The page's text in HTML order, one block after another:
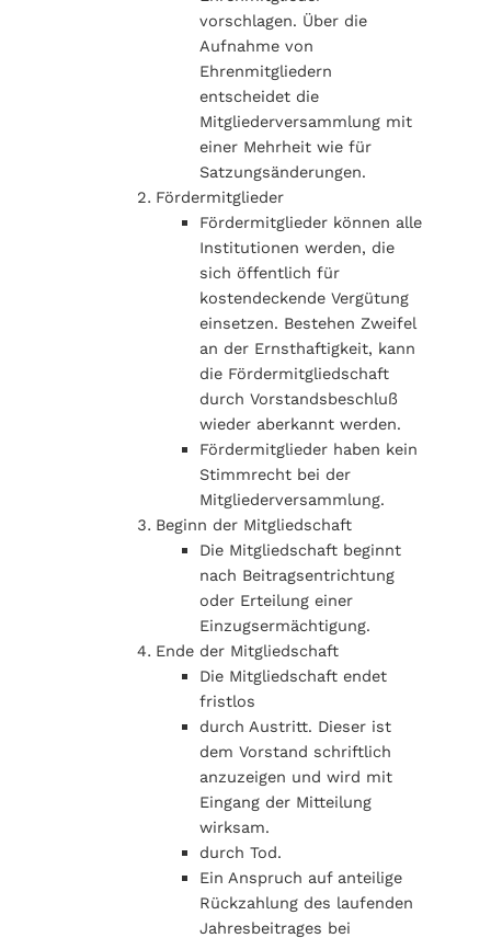
vorschlagen. Über die
Aufnahme von
Ehrenmitgliedern
entscheidet die
Mitgliederversammlung mit
einer Mehrheit wie für
Satzungsänderungen.
Fördermitglieder
Fördermitglieder können alle
Institutionen werden, die
sich öffentlich für
kostendeckende Vergütung
einsetzen. Bestehen Zweifel
an der Ernsthaftigkeit, kann
die Fördermitgliedschaft
durch Vorstandsbeschluß
wieder aberkannt werden.
Fördermitglieder haben kein
Stimmrecht bei der
Mitgliederversammlung.
Beginn der Mitgliedschaft
Die Mitgliedschaft beginnt
nach Beitragsentrichtung
oder Erteilung einer
Einzugsermächtigung.
Ende der Mitgliedschaft
Die Mitgliedschaft endet
fristlos
durch Austritt. Dieser ist
dem Vorstand schriftlich
anzuzeigen und wird mit
Eingang der Mitteilung
wirksam.
durch Tod.
Ein Anspruch auf anteilige
Rückzahlung des laufenden
Jahresbeitrages bei